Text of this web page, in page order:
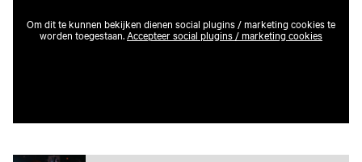
Om dit te kunnen bekijken dienen social plugins / marketing cookies te
worden toegestaan.Accepteer social plugins / marketing cookies